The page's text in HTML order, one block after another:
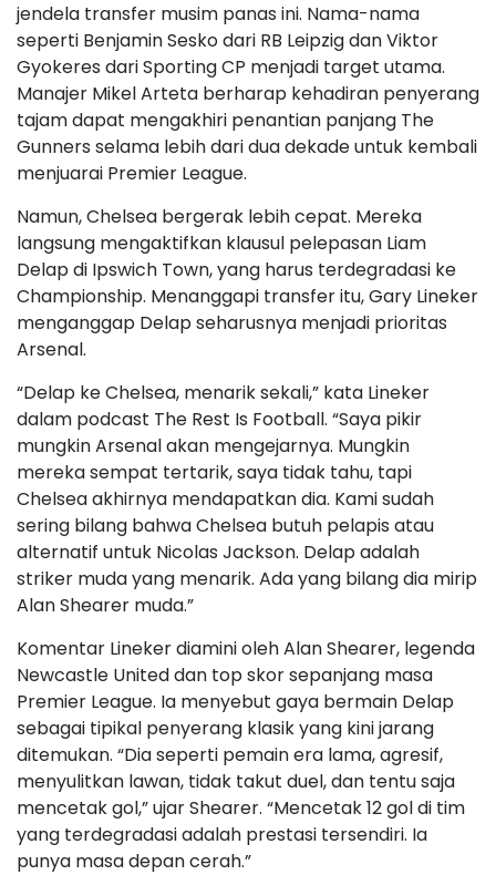
jendela transfer musim panas ini. Nama-nama
seperti Benjamin Sesko dari RB Leipzig dan Viktor
Gyokeres dari Sporting CP menjadi target utama.
Manajer Mikel Arteta berharap kehadiran penyerang
tajam dapat mengakhiri penantian panjang The
Gunners selama lebih dari dua dekade untuk kembali
menjuarai Premier League.
Namun, Chelsea bergerak lebih cepat. Mereka
langsung mengaktifkan klausul pelepasan Liam
Delap di Ipswich Town, yang harus terdegradasi ke
Championship. Menanggapi transfer itu, Gary Lineker
menganggap Delap seharusnya menjadi prioritas
Arsenal.
“Delap ke Chelsea, menarik sekali,” kata Lineker
dalam podcast The Rest Is Football. “Saya pikir
mungkin Arsenal akan mengejarnya. Mungkin
mereka sempat tertarik, saya tidak tahu, tapi
Chelsea akhirnya mendapatkan dia. Kami sudah
sering bilang bahwa Chelsea butuh pelapis atau
alternatif untuk Nicolas Jackson. Delap adalah
striker muda yang menarik. Ada yang bilang dia mirip
Alan Shearer muda.”
Komentar Lineker diamini oleh Alan Shearer, legenda
Newcastle United dan top skor sepanjang masa
Premier League. Ia menyebut gaya bermain Delap
sebagai tipikal penyerang klasik yang kini jarang
ditemukan. “Dia seperti pemain era lama, agresif,
menyulitkan lawan, tidak takut duel, dan tentu saja
mencetak gol,” ujar Shearer. “Mencetak 12 gol di tim
yang terdegradasi adalah prestasi tersendiri. Ia
punya masa depan cerah.”